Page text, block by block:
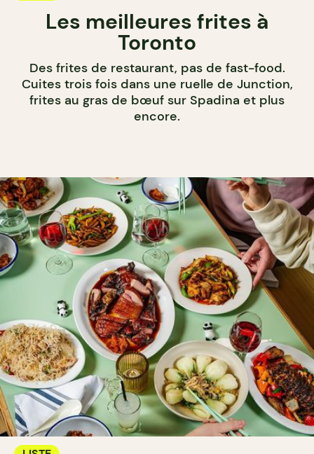
Les meilleures frites à
Toronto
Des frites de restaurant, pas de fast-food.
Cuites trois fois dans une ruelle de Junction,
frites au gras de bœuf sur Spadina et plus
encore.